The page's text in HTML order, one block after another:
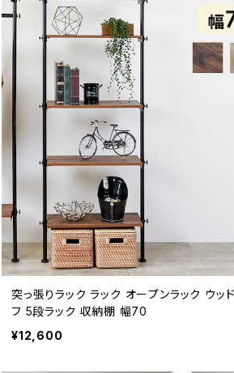
突っ張りラック ラック オープンラック ウッ
フ 5段ラック 収納棚 幅70
¥12,600